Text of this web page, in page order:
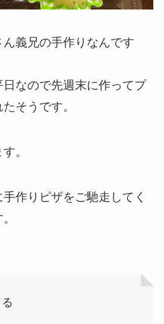
義兄の手作りなんです
なので先週末に作ってプ
そうです。
。
作りピザをご馳走してく